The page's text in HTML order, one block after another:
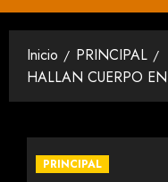
principal
Inicio
PRINCIPAL
HALLAN CUERPO
PRINCIPAL